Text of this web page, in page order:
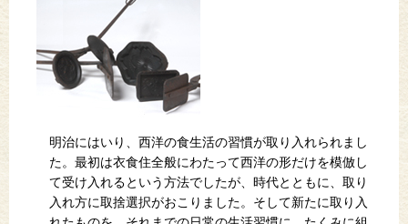
明治にはいり、西洋の食生活の習慣が取り入れられまし
た。最初は衣食住全般にわたって西洋の形だけを模倣し
て受け入れるという方法でしたが、時代とともに、取り
入れ方に取捨選択がおこりました。そして新たに取り入